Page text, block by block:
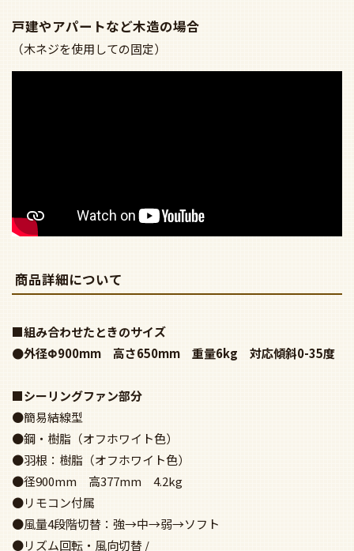
マンションなど鉄筋コンクリート造の場合
（ローゼットへの固定）
（木ネジを使用しての固定）
商品詳細について